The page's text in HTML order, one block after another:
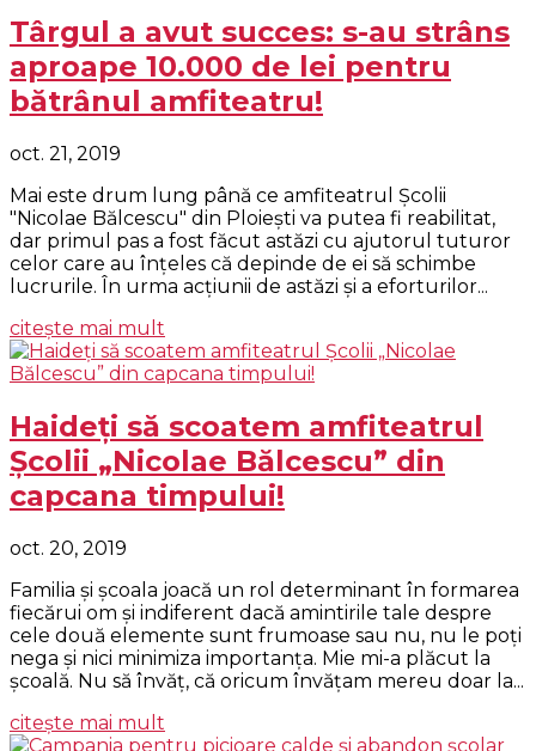
Târgul a avut succes: s-au strâns
aproape 10.000 de lei pentru
bătrânul amfiteatru!
oct. 21, 2019
Mai este drum lung până ce amfiteatrul Şcolii
"Nicolae Bălcescu" din Ploieşti va putea fi reabilitat,
dar primul pas a fost făcut astăzi cu ajutorul tuturor
celor care au înţeles că depinde de ei să schimbe
lucrurile. În urma acţiunii de astăzi şi a eforturilor...
citește mai mult
Haideţi să scoatem amfiteatrul
Şcolii „Nicolae Bălcescu” din
capcana timpului!
oct. 20, 2019
Familia şi şcoala joacă un rol determinant în formarea
fiecărui om şi indiferent dacă amintirile tale despre
cele două elemente sunt frumoase sau nu, nu le poţi
nega şi nici minimiza importanţa. Mie mi-a plăcut la
şcoală. Nu să învăţ, că oricum învăţam mereu doar la...
citește mai mult